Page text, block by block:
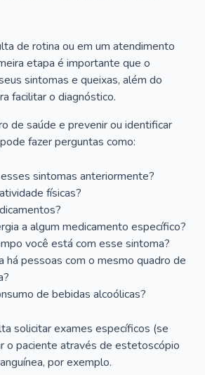
de rotina ou em um atendimento
etapa é importante que o
sintomas e queixas, além do
facilitar o diagnóstico.
de saúde e prevenir ou identificar
fazer perguntas como:
sintomas anteriormente?
físicas?
a algum medicamento específico?
você está com esse sintoma?
há pessoas com o mesmo quadro de
de bebidas alcoólicas?
solicitar exames específicos (se
o paciente através de estetoscópio
por exemplo.